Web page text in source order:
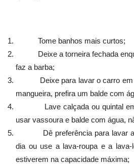
Tome banhos mais curtos;
Deixe a torneira fechada
faz a barba;
Deixe para lavar o carro em
mangueira, prefira um balde com
Lave calçada ou quintal em
usar vassoura e balde com água,
Dê preferência para lavar a
dia ou use a lava-roupa e a lava-
estiverem na capacidade máxima;